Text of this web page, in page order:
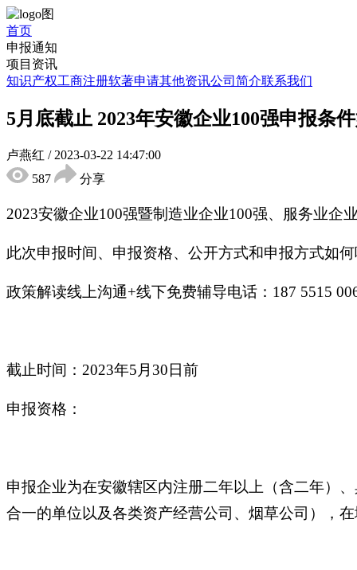
首页
申报通知
项目资讯
知识产权工商注册软著申请其他资讯公司简介联系我们
5月底截止 2023年安徽企业100强申报条
卢燕红 / 2023-03-22 14:47:00
587
分享
2023安徽企业100强暨制造业企业100强、服务业企
此次申报时间、申报资格、公开方式和申报方式如
政策解读线上沟通+线下免费辅导电话：187 5515
截止时间：2023年5月30日前
申报资格：
申报企业为在安徽辖区内注册二年以上（含二年）
合一的单位以及各类资产经营公司、烟草公司），